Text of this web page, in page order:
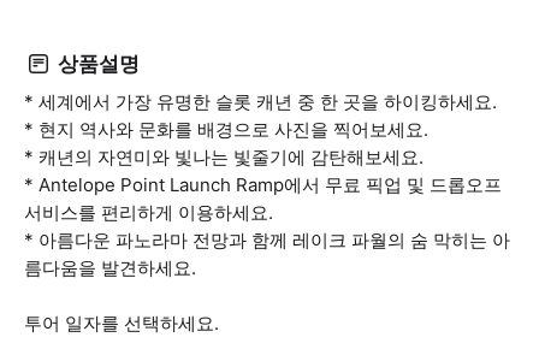
상품설명
* 세계에서 가장 유명한 슬롯 캐년 중 한 곳을 하이킹하세요.
* 현지 역사와 문화를 배경으로 사진을 찍어보세요.
* 캐년의 자연미와 빛나는 빛줄기에 감탄해보세요.
* Antelope Point Launch Ramp에서 무료 픽업 및 드롭오프
서비스를 편리하게 이용하세요.
* 아름다운 파노라마 전망과 함께 레이크 파월의 숨 막히는 아
름다움을 발견하세요.
투어 일자를 선택하세요.